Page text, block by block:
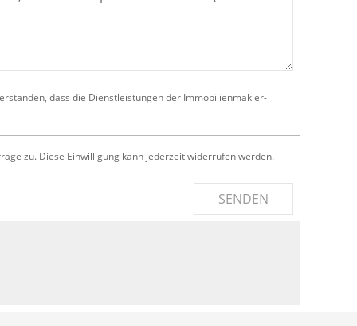
dass die Dienstleistungen der Immobilienmakler-
zu. Diese Einwilligung kann jederzeit widerrufen werden.
SENDEN